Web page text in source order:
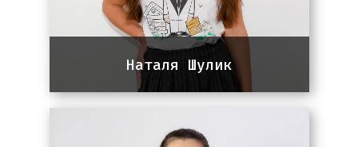
Наталя Шулик
Team lead команди SEO
8 років досвіду в Digital